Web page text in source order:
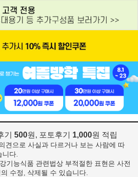
기 500원, 포토후기 1,000원 적립
견으로 사실과 다르거나 보는 사람에 따
니다.
기능식품 관련법상 부적절한 표현은 사전
수정, 삭제될 수 있습니다.